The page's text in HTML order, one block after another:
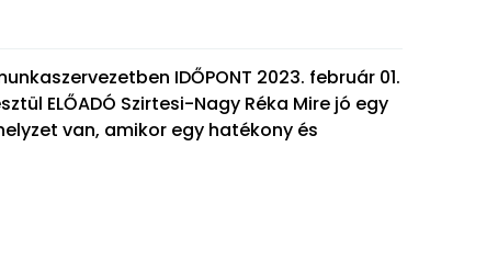
IDŐPONT 2023. február 01.
ELŐADÓ Szirtesi-Nagy Réka Mire jó egy
van, amikor egy hatékony és